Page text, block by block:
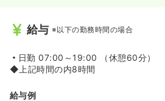
給与 ※以下の勤務時間の場合
日勤 07:00～19:00 （休憩60分）
◆上記時間の内8時間
給与例